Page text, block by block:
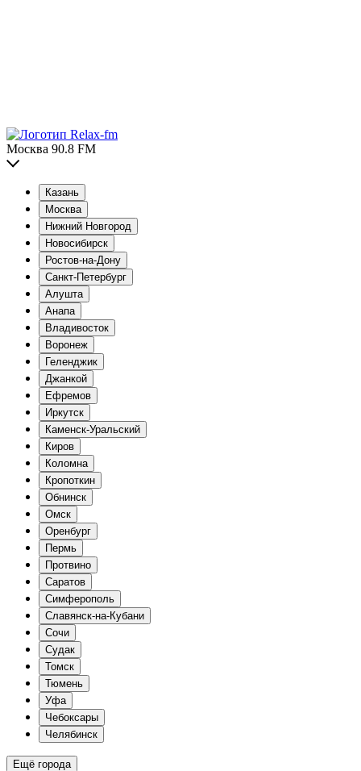
Москва 90.8 FM
Казань
Москва
Нижний Новгород
Новосибирск
Ростов-на-Дону
Санкт-Петербург
Алушта
Анапа
Владивосток
Воронеж
Геленджик
Джанкой
Ефремов
Иркутск
Каменск-Уральский
Киров
Коломна
Кропоткин
Обнинск
Омск
Оренбург
Пермь
Протвино
Саратов
Симферополь
Славянск-на-Кубани
Сочи
Судак
Томск
Тюмень
Уфа
Чебоксары
Челябинск
Ещё города